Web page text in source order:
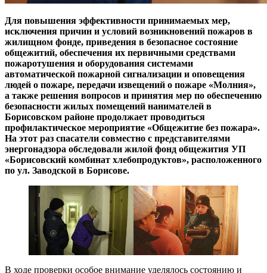
Для повышения эффективности принимаемых мер,
исключения причин и условий возникновений пожаров в
жилищном фонде, приведения в безопасное состояние
общежитий, обеспечения их первичными средствами
пожаротушения и оборудования системами
автоматической пожарной сигнализации и оповещения
людей о пожаре, передачи извещений о пожаре «Молния»,
а также решения вопросов и принятия мер по обеспечению
безопасности жилых помещений нанимателей в
Борисовском районе продолжает проводиться
профилактическое мероприятие «Общежитие без пожара».
На этот раз спасатели совместно с представителями
энергонадзора обследовали жилой фонд общежития УП
«Борисовский комбинат хлебопродуктов», расположенного
по ул. Заводской в Борисове.
В ходе проверки особое внимание уделялось состоянию и